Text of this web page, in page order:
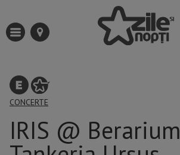
CONCERTE
IRIS @ Berarium